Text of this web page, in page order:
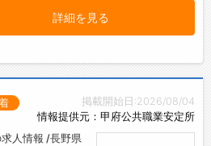
詳細を見る
掲載開始日:2026/08/04
情報提供元：甲府公共職業安定所
人情報 /長野県